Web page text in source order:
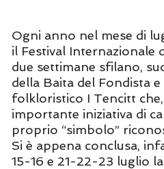
Ogni anno nel mese di
il Festival
due settimane sfilano,
della Baita del Fondista
folkloristico I Tencitt
importante iniziativa di
proprio “simbolo”
Si è appena conclusa,
15-16 e 21-22-23 luglio